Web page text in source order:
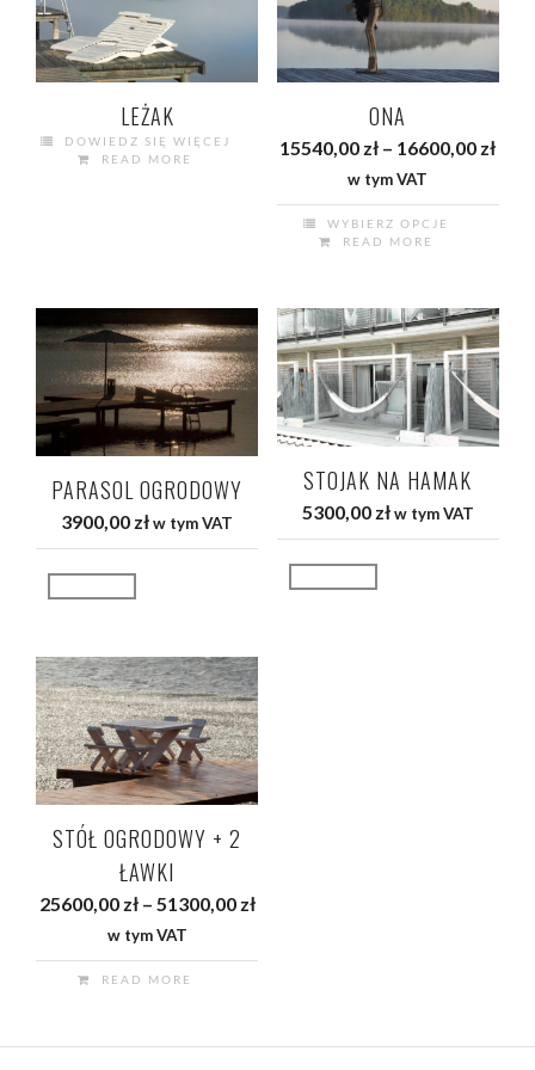
Opcje
można
wybrać
stronie
produktu
LEŻAK
DOWIEDZ SIĘ WIĘCEJ
READ MORE
ONA
15540,00 zł – 16600,00 zł
od
w tym VAT
WYBIERZ OPCJE
ma
wiele
wariantów.
Opcje
można
stronie
produktu
READ MORE
PARASOL OGRODOWY
3900,00 złw tym VAT
STOJAK NA HAMAK
5300,00 złw tym VAT
STÓŁ OGRODOWY + 2
ŁAWKI
25600,00 zł – 51300,00 złZakres
od
51300,00 zł
w tym VAT
READ MORE